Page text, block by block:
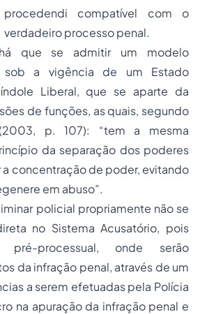
procedendi compatível com o
verdadeiro processo penal.
que se admitir um modelo
sob a vigência de um Estado
Liberal, que se aparte da
de funções, as quais, segundo
p. 107): “tem a mesma
da separação dos poderes
concentração de poder, evitando
em abuso”.
policial propriamente não se
no Sistema Acusatório, pois
pré-processual, onde serão
da infração penal, através de um
a serem efetuadas pela Polícia
na apuração da infração penal e